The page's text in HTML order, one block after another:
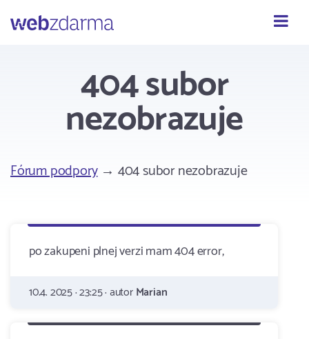
Webzdarma
404 subor
nezobrazuje
Fórum podpory→ 404 subor nezobrazuje
po zakupeni plnej verzi mam 404 error,
10.4. 2025 · 23:25 · autorMarian